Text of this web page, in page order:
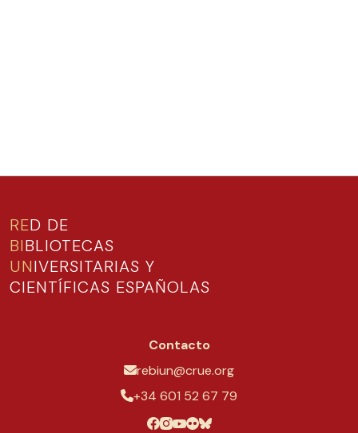
RED DE
BIBLIOTECAS
UNIVERSITARIAS Y
CIENTÍFICAS ESPAÑOLAS
Contacto
rebiun@crue.org
+34 601 52 67 79